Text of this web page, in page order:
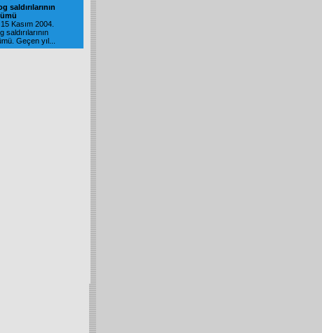
saldırılarının
Kasım 2004.
saldırılarının
Geçen yıl